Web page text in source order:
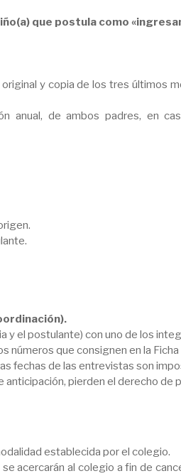
que postula como
y copia de los tres últimos
anual, de ambos padres, en
y el postulante) con uno de los
que consignen en la Ficha
fechas de las entrevistas son
pierden el derecho de
establecida por el colegio.
acercarán al colegio a fin de